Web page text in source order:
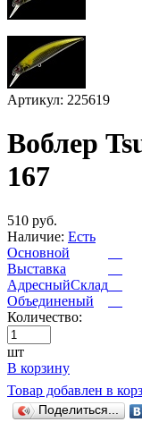
Артикул: 225619
Воблер
167
510 руб.
Наличие: Есть
Основной
Выставка
АдресныйСклад
Объединеный
Количество:
шт
В корзину
Товар добавлен в
Поделиться...